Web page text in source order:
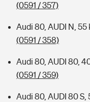
(0591 / 357)
Audi 80, AUDI N,
(0591 / 358)
Audi 80, AUDI 80,
(0591 / 359)
Audi 80, AUDI 80 S,